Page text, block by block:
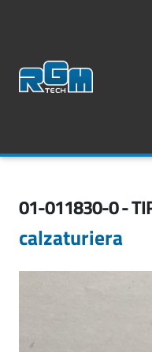
01-011830-0 -
calzaturiera